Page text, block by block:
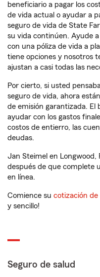
beneficiario a pagar los
de vida actual o ayudar a
seguro de vida de State
su vida continúen. Ayude
con una póliza de vida a
tiene opciones y nosotros
ajustan a casi todas las
Por cierto, si usted
seguro de vida, ahora
de emisión garantizada.
ayudar con los gastos
costos de entierro, las
deudas.
Jan Steimel en Longwood,
después de que complete
en línea.
Comience su cotización de
y sencillo!
Seguro de salud